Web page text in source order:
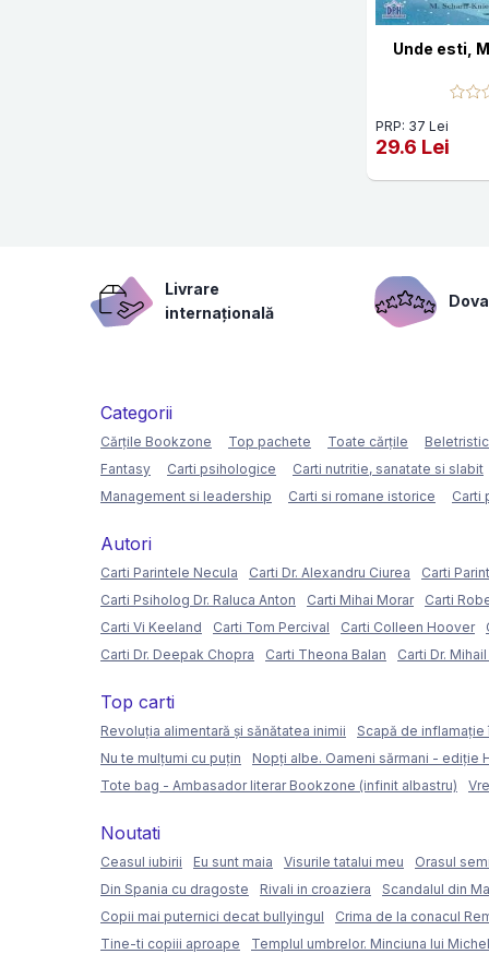
Unde esti,
PRP: 37 Lei
29.6 Lei
Livrare
internațională
Categorii
Cărțile Bookzone Top pachete Toate cărțile
Fantasy
Carti psihologice
Carti nutritie, sanatate si slabit
Management si leadership
Carti si romane istorice Carti
Autori
Carti Parintele Necula Carti Dr. Alexandru Ciurea
Carti
Carti Psiholog Dr. Raluca Anton
Carti Mihai Morar
Carti
Carti Vi Keeland
Carti Tom Percival Carti Colleen Hoover
Carti Dr. Deepak Chopra
Carti Theona Balan Carti Dr.
Top carti
Revoluția alimentară și sănătatea inimii
Scapă de inflamație
Nu te mulțumi cu puțin
Nopți albe. Oameni sărmani - ediție
Tote bag - Ambasador literar Bookzone (infinit albastru)
Noutati
Ceasul iubirii Eu sunt maia Visurile tatalui meu
Orasul
Din Spania cu dragoste
Rivali in croaziera
Scandalul din
Copii mai puternici decat bullyingul
Crima de la conacul
Tine-ti copiii aproape
Templul umbrelor. Minciuna lui